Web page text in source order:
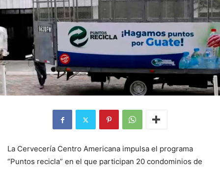
La Cervecería Centro Americana impulsa el programa
“Puntos recicla” en el que participan 20 condominios de